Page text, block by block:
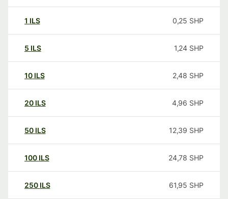
1 ILS 0,25 SHP
5 ILS 1,24 SHP
10 ILS 2,48 SHP
20 ILS 4,96 SHP
50 ILS 12,39 SHP
100 ILS 24,78 SHP
250 ILS 61,95 SHP